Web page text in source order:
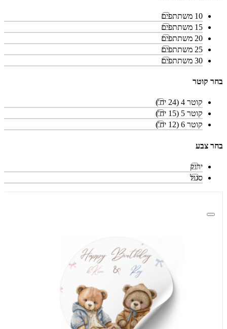
10 משתתפים
15 משתתפים
20 משתתפים
25 משתתפים
30 משתתפים
בחר קוטר
קוטר 4 (24 יח')
קוטר 5 (15 יח')
קוטר 6 (12 יח')
בחר צבע
ירוק
סגול